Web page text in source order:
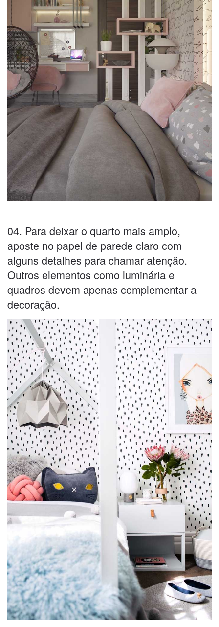
04. Para deixar o quarto mais amplo,
aposte no papel de parede claro com
alguns detalhes para chamar atenção.
Outros elementos como luminária e
quadros devem apenas complementar a
decoração.